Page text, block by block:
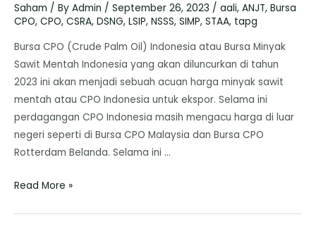
Saham / By Admin / September 26, 2023 / aali, ANJT, Bursa
CPO, CPO, CSRA, DSNG, LSIP, NSSS, SIMP, STAA, tapg
Bursa CPO (Crude Palm Oil) Indonesia atau Bursa Minyak
Sawit Mentah Indonesia yang akan diluncurkan di tahun
2023 ini akan menjadi sebuah acuan harga minyak sawit
mentah atau CPO Indonesia untuk ekspor. Selama ini
perdagangan CPO Indonesia masih mengacu harga di luar
negeri seperti di Bursa CPO Malaysia dan Bursa CPO
Rotterdam Belanda. Selama ini …
Read More »